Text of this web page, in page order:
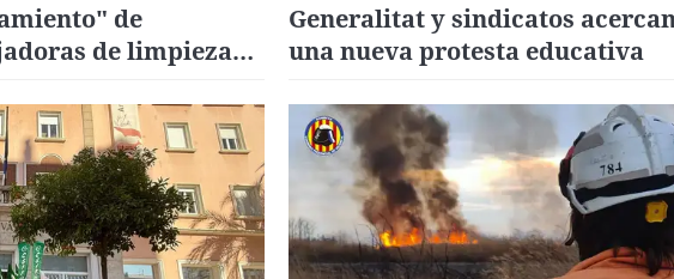
de
de limpieza
Generalitat y sindicatos
una nueva protesta educativa